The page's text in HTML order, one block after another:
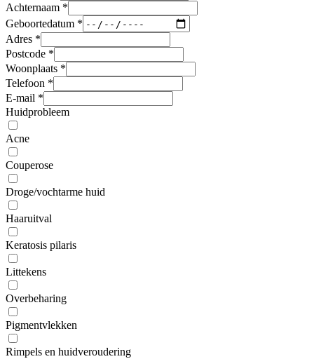
Achternaam *
Geboortedatum *
Adres *
Postcode *
Woonplaats *
Telefoon *
E-mail *
Huidprobleem
Acne
Couperose
Droge/vochtarme huid
Haaruitval
Keratosis pilaris
Littekens
Overbeharing
Pigmentvlekken
Rimpels en huidveroudering